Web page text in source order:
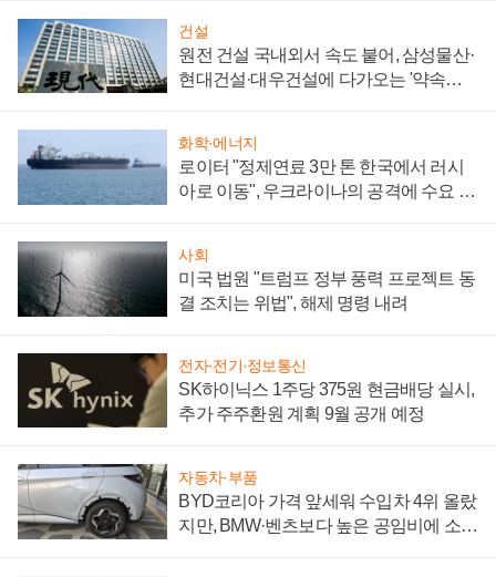
건설
원전 건설 국내외서 속도 붙어, 삼성물산·
현대건설·대우건설에 다가오는 '약속의
화학·에너지
로이터 "정제연료 3만 톤 한국에서 러시
아로 이동", 우크라이나의 공격에 수요 늘
사회
미국 법원 "트럼프 정부 풍력 프로젝트 동
결 조치는 위법", 해제 명령 내려
전자·전기·정보통신
SK하이닉스 1주당 375원 현금배당 실시,
추가 주주환원 계획 9월 공개 예정
자동차·부품
BYD코리아 가격 앞세워 수입차 4위 올랐
지만, BMW·벤츠보다 높은 공임비에 소비